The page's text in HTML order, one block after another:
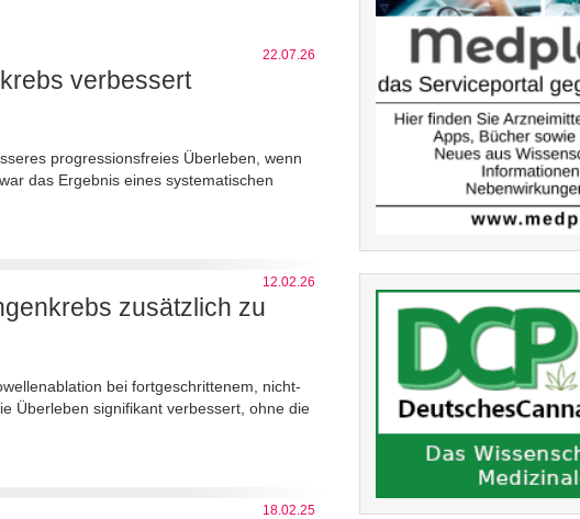
22.07.26
verbessert
progressionsfreies Überleben, wenn
das Ergebnis eines systematischen
12.02.26
zusätzlich zu
bei fortgeschrittenem, nicht-
Überleben signifikant verbessert, ohne die
18.02.25